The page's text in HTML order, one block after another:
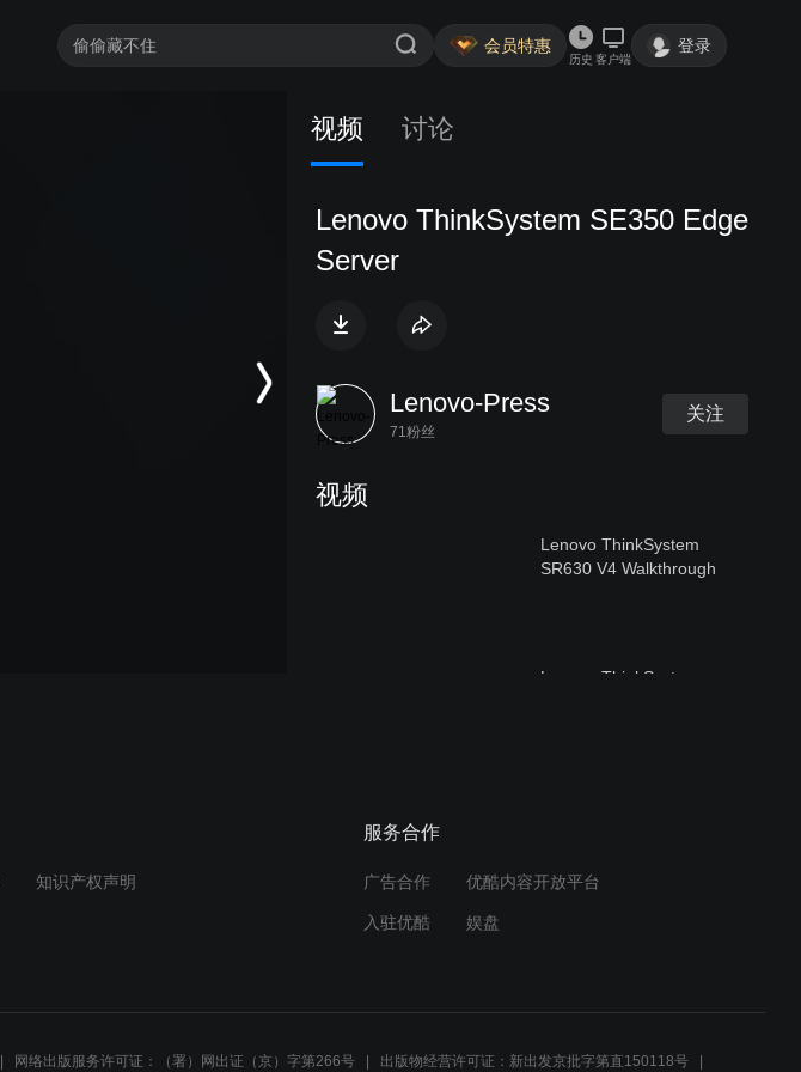
会员特惠
历史 客户端
登录
视频 讨论
Lenovo ThinkSystem SE350 Edge
Server
Lenovo-Press
71粉丝
关注
视频
Lenovo ThinkSystem
SR630 V4 Walkthrough
Lenovo ThinkSystem
知识产权声明
服务合作
广告合作 优酷内容开放平台
入驻优酷 娱盘
网络出版服务许可证：（署）网出证（京）字第266号 出版物经营许可证：新出发京批字第直150118号